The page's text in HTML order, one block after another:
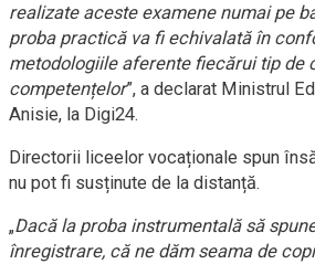
realizate aceste examene numai pe
proba practică va fi echivalată în
metodologiile aferente fiecărui tip de
competențelor”, a declarat Ministrul
Anisie, la Digi24.
Directorii liceelor vocaționale spun
nu pot fi susținute de la distanță.
„Dacă la proba instrumentală să
înregistrare, că ne dăm seama de